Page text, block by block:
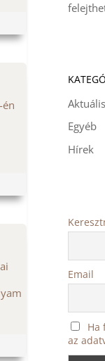
Egyéb
Hírek
Email
Ha
az